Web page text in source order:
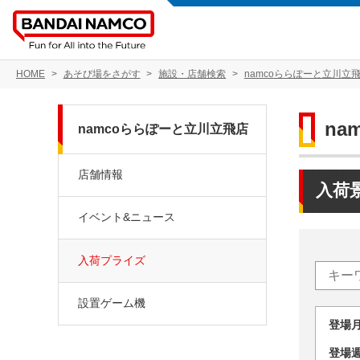
HOME あそび場をさがす 施設・店舗検索 namcoららぽーと立川立
入荷
登
登
namcoららぽーと立川立飛店
店舗情報
イベント&ニュース
入荷プライズ
設置ゲーム機